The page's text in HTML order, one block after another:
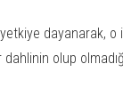
yetkiye dayanarak, o
olup